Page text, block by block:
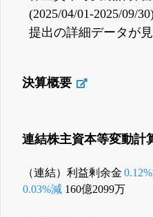
(2025/04/01-2025/09/
提出の詳細データが
決算概要
連結株主資本等変動計
（連結）利益剰余金
0.03%減 160億2099万